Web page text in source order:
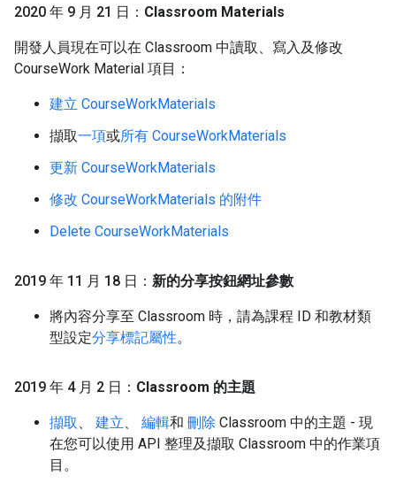
2020 年 9 月 21 日： Classroom Materials
開發人員現在可以在 Classroom 中讀取、寫入及修改
CourseWork Material 項目：
建立 CourseWorkMaterials
擷取一項或所有 CourseWorkMaterials
更新 CourseWorkMaterials
修改 CourseWorkMaterials 的附件
Delete CourseWorkMaterials
2019 年 11 月 18 日： 新的分享按鈕網址參數
將內容分享至 Classroom 時，請為課程 ID 和教材類
型設定分享標記屬性。
2019 年 4 月 2 日： Classroom 的主題
擷取 、 建立、 編輯和 刪除 Classroom 中的主題 - 現
在您可以使用 API 整理及擷取 Classroom 中的作業項
目。